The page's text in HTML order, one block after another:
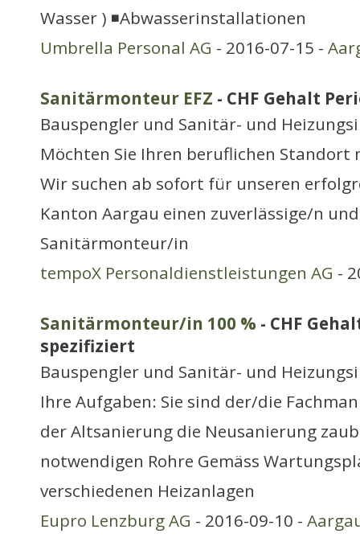
Wasser ) ◾Abwasserinstallationen
Umbrella Personal AG - 2016-07-15 -
Sanitärmonteur EFZ - CHF Gehalt
Bauspengler und Sanitär- und
Möchten Sie Ihren beruflichen Standort
Wir suchen ab sofort für unseren
Kanton Aargau einen zuverlässige/n
Sanitärmonteur/in
tempoX Personaldienstleistungen AG -
Sanitärmonteur/in 100 % - CHF
spezifiziert
Bauspengler und Sanitär- und
Ihre Aufgaben: Sie sind der/die
der Altsanierung die Neusanierung
notwendigen Rohre Gemäss
verschiedenen Heizanlagen
Eupro Lenzburg AG - 2016-09-10 -